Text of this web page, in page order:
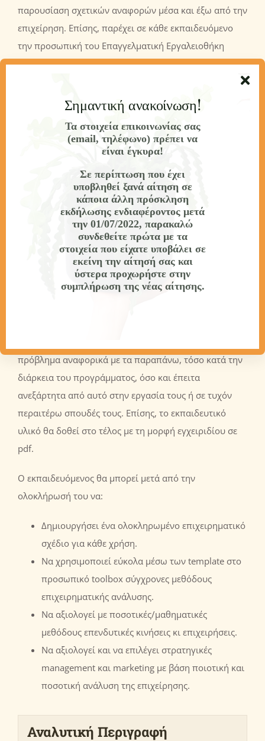
παρουσίαση σχετικών αναφορών μέσα και έξω από την
επιχείρηση. Επίσης, παρέχει σε κάθε εκπαιδευόμενο
την προσωπική του Επαγγελματική Εργαλειοθήκη
(Professional Toolbox), με όλα τα σχετικά templates
παραπάνω οικονομικών reports και καταστάσεων, που
αποτελούν βασικό εφόδιο σε κάθε εκπαιδευόμενο για
εφαρμογή άμεσα ή/και μελλοντικά στον χώρο εργασίας
Επίσης, οι καταρτιζόμενοι, με την παραπάνω
εργαλειοθήκη θα μπορούν να κάνουν χρήση
σύγχρονων επιχειρηματικών εργαλείων όπως: μέθοδοι
αξιολόγησης επενδύσεων, χρηματοοικονομική
ανάλυση επενδύσεων, Ανάλυση Νεκρού Σημείου
κερδοφορίας (Break-Even-Point Analysis), SWOT
Analysis, SPACE-Matrix Analysis, αποτίμηση της αξίας
πρόβλημα αναφορικά με τα παραπάνω, τόσο κατά την
διάρκεια του προγράμματος, όσο και έπειτα
ανεξάρτητα από αυτό στην εργασία τους ή σε τυχόν
περαιτέρω σπουδές τους. Επίσης, το εκπαιδευτικό
υλικό θα δοθεί στο τέλος με τη μορφή εγχειριδίου σε
pdf.
Ο εκπαιδευόμενος θα μπορεί μετά από την
ολοκλήρωσή του να:
Δημιουργήσει ένα ολοκληρωμένο επιχειρηματικό
σχέδιο για κάθε χρήση.
Να χρησιμοποιεί εύκολα μέσω των template στο
προσωπικό toolbox σύγχρονες μεθόδους
επιχειρηματικής ανάλυσης.
Nα αξιολογεί με ποσοτικές/μαθηματικές
μεθόδους επενδυτικές κινήσεις κι επιχειρήσεις.
Να αξιολογεί και να επιλέγει στρατηγικές
management και marketing με βάση ποιοτική και
ποσοτική ανάλυση της επιχείρησης.
Αναλυτική Περιγραφή
Σημαντική ανακοίνωση!
Τα στοιχεία επικοινωνίας σας
(email, τηλέφωνο) πρέπει να
είναι έγκυρα!
Σε περίπτωση που έχει
υποβληθεί ξανά αίτηση σε
κάποια άλλη πρόσκληση
εκδήλωσης ενδιαφέροντος μετά
την 01/07/2022, παρακαλώ
συνδεθείτε πρώτα με τα
στοιχεία που είχατε υποβάλει σε
εκείνη την αίτησή σας και
ύστερα προχωρήστε στην
συμπλήρωση της νέας αίτησης.